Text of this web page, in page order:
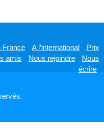
France A l’international
Prix
amis Nous rejoindre
Nous
écrire